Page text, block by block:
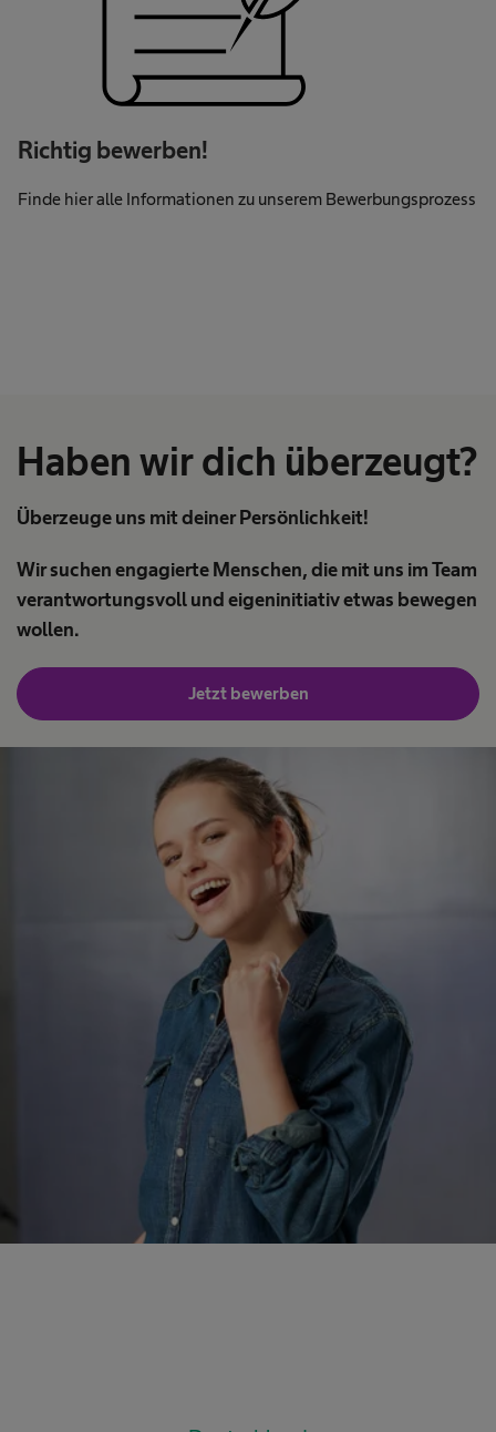
Richtig bewerben!
Finde hier alle Informationen zu unserem Bewerbungsprozess
Haben wir dich überzeugt?
Überzeuge uns mit deiner Persönlichkeit!
Wir suchen engagierte Menschen, die mit uns im Team
verantwortungsvoll und eigeninitiativ etwas bewegen
wollen.
Jetzt bewerben